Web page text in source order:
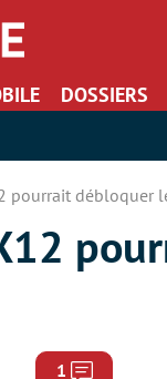
DOSSIERS
débloquer
1